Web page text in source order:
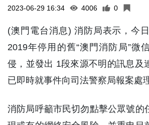
2023-06-29 16:34 4006 0
(澳門電台消息) 消防局表示，今
2019年停用的舊“澳門消防局”微
侵，並發出 1段來源不明的訊息及
已即時就事件向司法警察局報案處
消防局呼籲市民切勿點擊公眾號的